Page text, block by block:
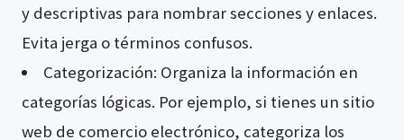
y descriptivas para nombrar secciones y enlaces.
Evita jerga o términos confusos.
Categorización: Organiza la información en
categorías lógicas. Por ejemplo, si tienes un sitio
web de comercio electrónico, categoriza los